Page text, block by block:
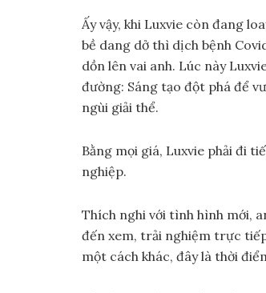
Ấy vậy, khi Luxvie còn đang
bề dang dở thì dịch bệnh
dồn lên vai anh. Lúc này
đường: Sáng tạo đột phá để
ngùi giải thể.
Bằng mọi giá, Luxvie phải đi
nghiệp.
Thích nghi với tình hình mới,
đến xem, trải nghiệm trực
một cách khác, đây là thời